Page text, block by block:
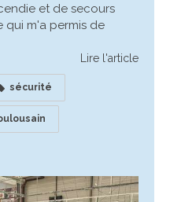
et de secours
qui m'a permis de
Lire l'article
sécurité